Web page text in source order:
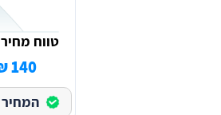
טווח
140 ₪
המחיר